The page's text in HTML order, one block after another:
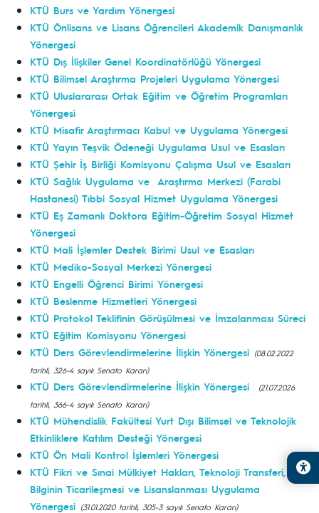
KTÜ Burs ve Yardım Yönergesi
KTÜ Önlisans ve Lisans Öğrencileri Akademik Danışmanlık
Yönergesi
KTÜ Dış İlişkiler Genel Koordinatörlüğü Yönergesi
KTÜ Bilimsel Araştırma Projeleri Uygulama Yönergesi
KTÜ Uluslararası Ortak Eğitim ve Öğretim Programları
Yönergesi
KTÜ Misafir Araştırmacı Kabul ve Uygulama Yönergesi
KTÜ Yayın Teşvik Ödeneği Uygulama Usul ve Esasları
KTÜ Şehir İş Birliği Komisyonu Çalışma Usul ve Esasları
KTÜ Sağlık Uygulama ve Araştırma Merkezi (Farabi
Hastanesi) Tıbbi Sosyal Hizmet Uygulama Yönergesi
KTÜ Eş Zamanlı Doktora Eğitim-Öğretim Sosyal Hizmet
Yönergesi
KTÜ Mali İşlemler Destek Birimi Usul ve Esasları
KTÜ Mediko-Sosyal Merkezi Yönergesi
KTÜ Engelli Öğrenci Birimi Yönergesi
KTÜ Beslenme Hizmetleri Yönergesi
KTÜ Protokol Teklifinin Görüşülmesi ve İmzalanması Süreci
KTÜ Eğitim Komisyonu Yönergesi
KTÜ Ders Görevlendirmelerine İlişkin Yönergesi (08.02.2022
tarihli, 326-4 sayılı Senato Kararı)
KTÜ Ders Görevlendirmelerine İlişkin Yönergesi
(21.07.2026
tarihli, 366-4 sayılı Senato Kararı)
KTÜ Mühendislik Fakültesi Yurt Dışı Bilimsel ve Teknolojik
Etkinliklere Katılım Desteği Yönergesi
KTÜ Ön Mali Kontrol İşlemleri Yönergesi
KTÜ Fikri ve Sınai Mülkiyet Hakları, Teknoloji Transferi,
Bilginin Ticarileşmesi ve Lisanslanması Uygulama
Yönergesi (31.01.2020 tarihli, 305-3 sayılı Senato Kararı)